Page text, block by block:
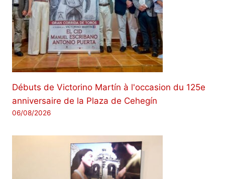
Débuts de Victorino Martín à l'occasion du 125e
anniversaire de la Plaza de Cehegín
06/08/2026